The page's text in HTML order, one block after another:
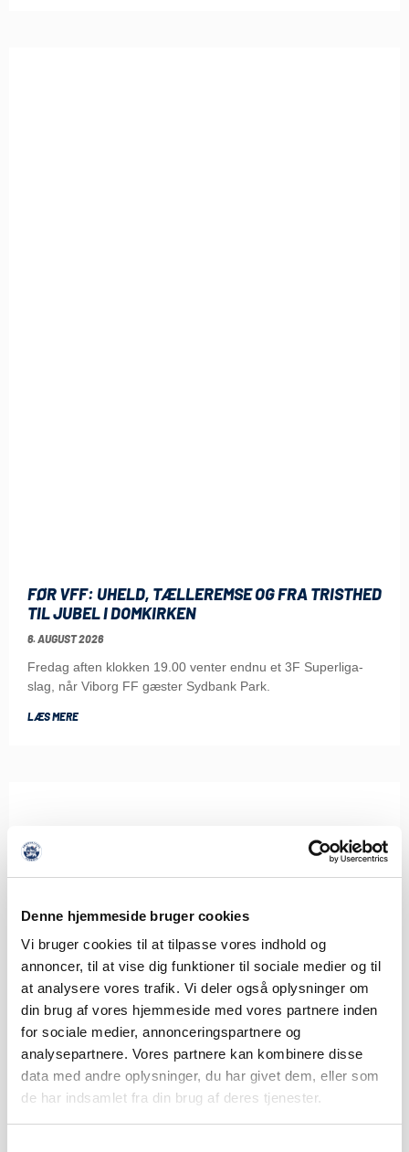
Denne hjemmeside bruger cookies
Vi bruger cookies til at tilpasse vores indhold og
annoncer, til at vise dig funktioner til sociale medier og til
at analysere vores trafik. Vi deler også oplysninger om
din brug af vores hjemmeside med vores partnere inden
for sociale medier, annonceringspartnere og
analysepartnere. Vores partnere kan kombinere disse
data med andre oplysninger, du har givet dem, eller som
de har indsamlet fra din brug af deres tjenester.
FØR VFF: UHELD, TÆLLEREMSE OG FRA TRISTHED
TIL JUBEL I DOMKIRKEN
6. AUGUST 2026
Fredag aften klokken 19.00 venter endnu et 3F Superliga-
slag, når Viborg FF gæster Sydbank Park.
LÆS MERE